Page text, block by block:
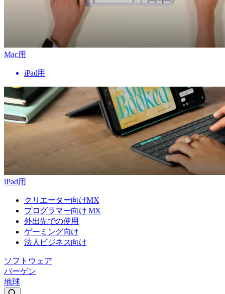
Mac用
iPad用
iPad用
クリエーター向けMX
プログラマー向け MX
外出先での使用
ゲーミング向け
法人ビジネス向け
ソフトウェア
バーゲン
地球